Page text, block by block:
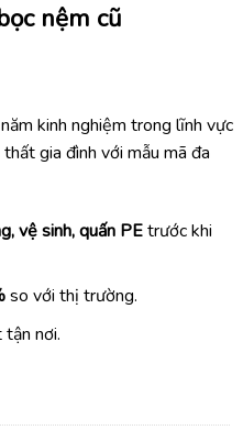
nệm cũ
hiệnkinh nghiệm trong lĩnh vực
gia đình với mẫu mã đa
vệ sinh, quấn PEtrước khi
so với thị trường.
nơi.